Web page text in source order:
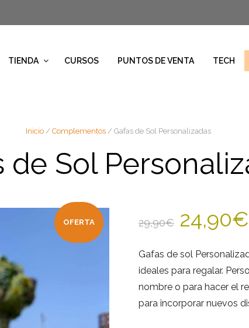
TIENDA CURSOS PUNTOS DE VENTA TECH
Inicio/ Complementos/ Gafas de Sol Personalizadas
de Sol
OFERTA 29,90€ 24,90€
Gafas de sol
ideales para regalar.
nombre o para hacer el
para incorporar nuevos